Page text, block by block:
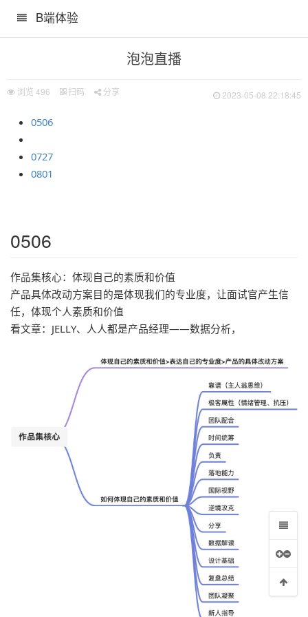
B端体验
泡泡直播
浏览 496 扫码 分享 2023-05-08 22:18:45
0506
0727
0801
0506
作品集核心：体现自己的素质和价值
产品具体改动方案目的是体现我们的专业度，让面试官产生信
任，体现个人素质和价值
看文章：JELLY、人人都是产品经理——数据分析，